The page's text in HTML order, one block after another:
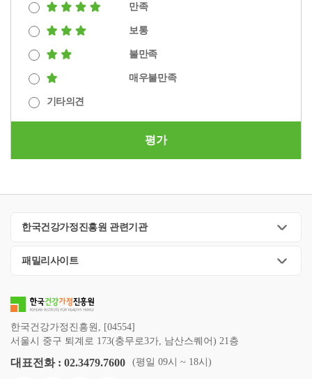
만족
보통
불만족
매우불만족
기타의견
평가
한국건강가정진흥원 관련기관
패밀리사이트
한국건강가정진흥원, [04554]
서울시 중구 퇴계로 173(충무로3가, 남산스퀘어) 21층
대표전화 : 02.3479.7600 (평일 09시 ~ 18시)